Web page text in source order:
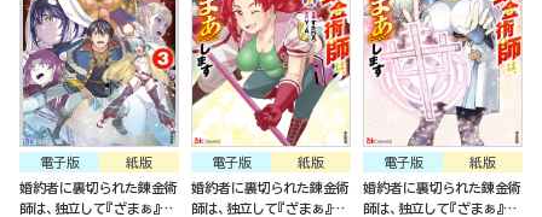
紙版
電子版
婚約者に裏切られた錬金術
師は、独立して『ざまぁ』し
紙版
電子版
婚約者に裏切られた錬金術
師は、独立して『ざまぁ』し
紙版
電子版
婚約者に裏切られた錬金術
師は、独立して『ざまぁ』し